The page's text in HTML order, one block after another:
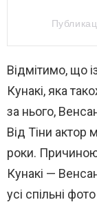
Відмітимо, що
Кунакі, яка
за нього,
Від Тіни актор
роки.
Кунакі —
усі спільні